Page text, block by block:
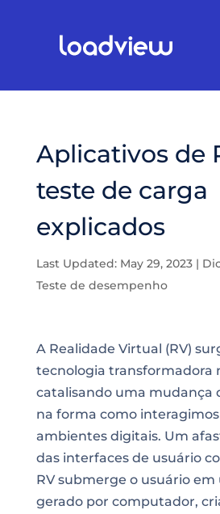
Aplicativos de
teste de carga
explicados
Last Updated: May 29, 2023|
Teste de desempenho
A Realidade Virtual (RV)
tecnologia transformadora
catalisando uma mudança
na forma como
ambientes digitais. Um
das interfaces de usuário
RV submerge o usuário
gerado por computador,